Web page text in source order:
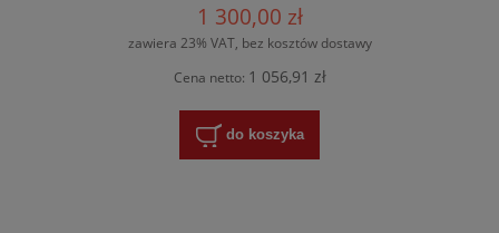
1 300,00 zł
zawiera 23% VAT, bez kosztów dostawy
Cena netto: 1 056,91 zł
do koszyka